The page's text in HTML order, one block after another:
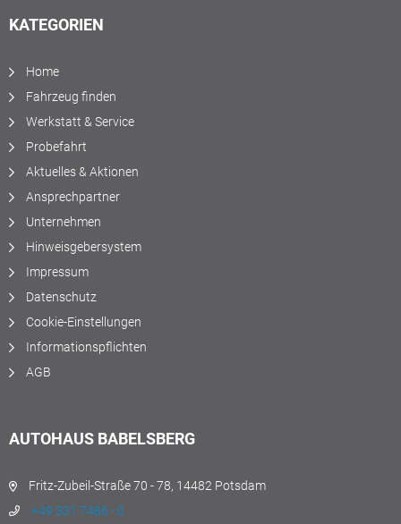
KATEGORIEN
Home
Fahrzeug finden
Werkstatt & Service
Probefahrt
Aktuelles & Aktionen
Ansprechpartner
Unternehmen
Hinweisgebersystem
Impressum
Datenschutz
Cookie-Einstellungen
Informationspflichten
AGB
AUTOHAUS BABELSBERG
Fritz-Zubeil-Straße 70 - 78, 14482 Potsdam
+49 331 7486 - 0